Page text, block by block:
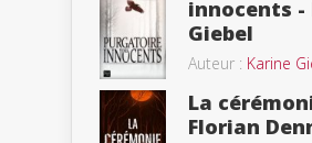
innocents -
Giebel
Auteur : Karine
La
Florian